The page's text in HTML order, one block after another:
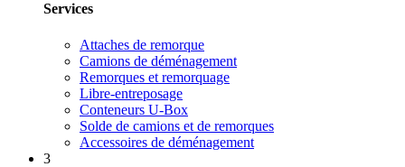
Services
Attaches de remorque
Camions de déménagement
Remorques et remorquage
Libre-entreposage
Conteneurs U-Box
Solde de camions et de remorques
Accessoires de déménagement
3